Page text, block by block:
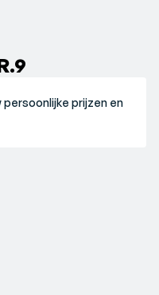
persoonlijke prijzen en